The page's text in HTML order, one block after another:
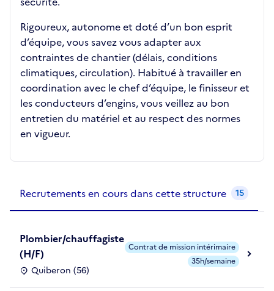
Rigoureux, autonome et doté d’un bon esprit
d’équipe, vous savez vous adapter aux
contraintes de chantier (délais, conditions
climatiques, circulation). Habitué à travailler en
coordination avec le chef d’équipe, le finisseur et
les conducteurs d’engins, vous veillez au bon
entretien du matériel et au respect des normes
en vigueur.
Recrutements en cours dans cette structure 15
Plombier/chauffagiste
(H/F)
Quiberon (56)
Contrat de mission intérimaire
35h/semaine